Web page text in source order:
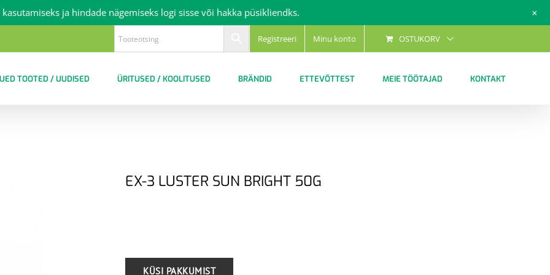
Registreeri Minu konto OSTUKORV
TOOTED / UUDISED ÜRITUSED / KOOLITUSED BRÄNDID ETTEVÕTTEST MEIE TÖÖTAJAD KONTAKT
EX-3 LUSTER SUN BRIGHT 50G
kasutamiseks ja hindade nägemiseks logi sisse või hakka püsikliendks. +